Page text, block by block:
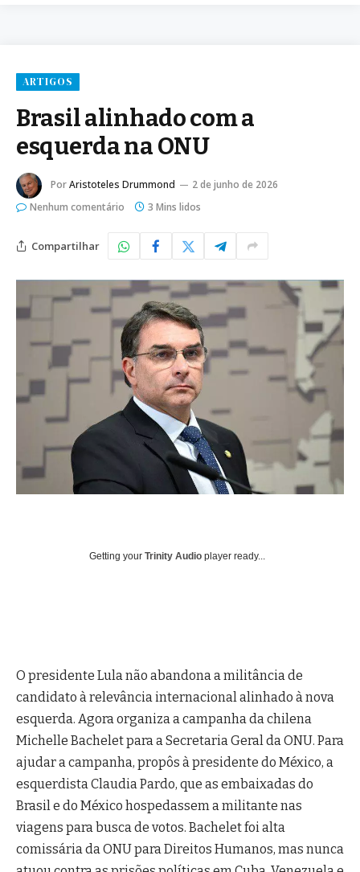
ARTIGOS
Brasil alinhado com a
esquerda na ONU
PorAristoteles Drummond
2 de junho de 2026
Nenhum comentário
3 Mins lidos
Compartilhar
Getting your Trinity Audio player ready...
O presidente Lula não abandona a militância de
candidato à relevância internacional alinhado à nova
esquerda. Agora organiza a campanha da chilena
Michelle Bachelet para a Secretaria Geral da ONU. Para
ajudar a campanha, propôs à presidente do México, a
esquerdista Claudia Pardo, que as embaixadas do
Brasil e do México hospedassem a militante nas
viagens para busca de votos. Bachelet foi alta
comissária da ONU para Direitos Humanos, mas nunca